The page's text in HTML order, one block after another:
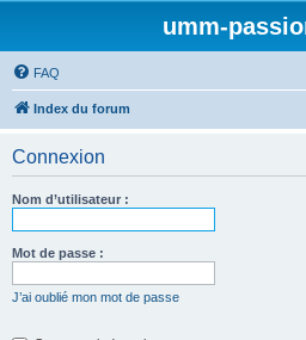
umm-
FAQ
Index du forum
Connexion
Nom d’utilisateur :
Mot de passe :
J’ai oublié mon mot de passe